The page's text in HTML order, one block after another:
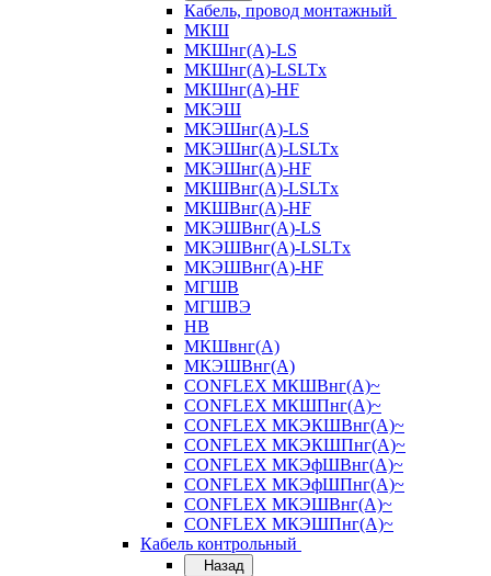
Кабель, провод монтажный
МКШ
МКШнг(А)-LS
МКШнг(А)-LSLTx
МКШнг(А)-HF
МКЭШ
МКЭШнг(А)-LS
МКЭШнг(А)-LSLTx
МКЭШнг(А)-HF
МКШВнг(A)-LSLTx
МКШВнг(А)-HF
МКЭШВнг(А)-LS
МКЭШВнг(A)-LSLTx
МКЭШВнг(А)-HF
МГШВ
МГШВЭ
НВ
МКШвнг(А)
МКЭШВнг(А)
CONFLEX МКШВнг(А)~
CONFLEX МКШПнг(А)~
CONFLEX МКЭКШВнг(А)~
CONFLEX МКЭКШПнг(А)~
CONFLEX МКЭфШВнг(А)~
CONFLEX МКЭфШПнг(А)~
CONFLEX МКЭШВнг(А)~
CONFLEX МКЭШПнг(А)~
Кабель контрольный
Назад